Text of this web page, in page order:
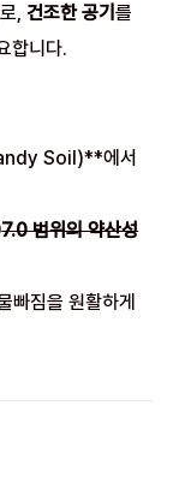
로,건조한 공기를
합니다.
Soil)**에서
7.0 범위의 약산성
빠짐을 원활하게